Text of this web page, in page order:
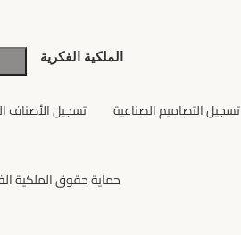
الملكية الفكرية
تسجيل التصاميم الصناعية تسجيل الأصناف
حماية حقوق الملكية